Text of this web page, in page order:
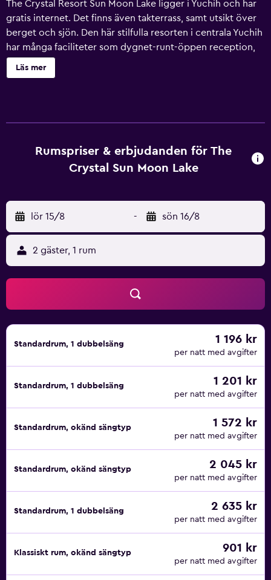
The Crystal Resort Sun Moon Lake ligger i Yuchih och har
gratis internet. Det finns även takterrass, samt utsikt över
berget och sjön. Den här stilfulla resorten i centrala Yuchih
har många faciliteter som dygnet-runt-öppen reception,
concierge och kaffebar. Dessutom finns det en flerspråkig
personal till hands för att erbjuda information om
vatten på flaska och privat badrum såväl som
luftkonditioneringssystem. Gäster som vill hitta en bra
plats. Det ligger perfekt till och är tillgänglig varenda dag
för frukost, lunch och middag. Varje kväll kan boende
koppla av i den komfortabla loungebaren. Detta resorten
är en perfekt bas för att utforska närliggande Wen Wu
Chao och Syuanguang Temple, samt allt som lokalområdet
har att erbjuda. Ligger nära Sun Moon Lake.
Läs mer
Rumspriser & erbjudanden för The
Crystal Sun Moon Lake
lör 15/8 - sön 16/8
2 gäster, 1 rum
Standardrum, 1 dubbelsäng 1 196 kr
per natt med avgifter
Standardrum, 1 dubbelsäng 1 201 kr
per natt med avgifter
Standardrum, okänd sängtyp 1 572 kr
per natt med avgifter
Standardrum, okänd sängtyp 2 045 kr
per natt med avgifter
Standardrum, 1 dubbelsäng 2 635 kr
per natt med avgifter
Klassiskt rum, okänd sängtyp 901 kr
per natt med avgifter